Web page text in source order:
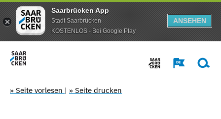
Saarbrücken App
Stadt Saarbrücken
KOSTENLOS - Bei Google Play
ANSEHEN
» Seite vorlesen | » Seite drucken